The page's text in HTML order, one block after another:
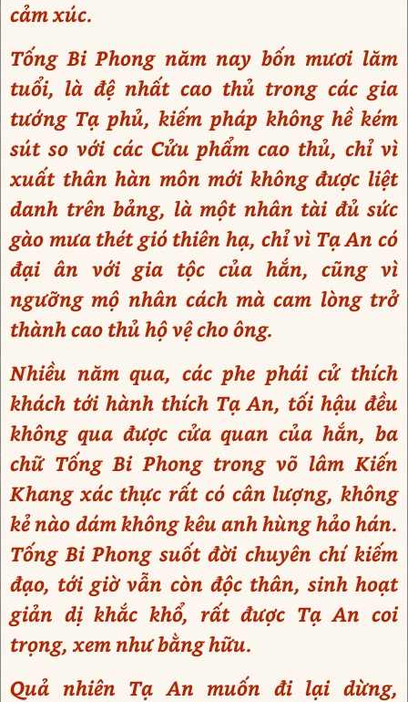
cảm xúc.
Tống Bi Phong năm nay bốn mươi lăm
tuổi, là đệ nhất cao thủ trong các gia
tướng Tạ phủ, kiếm pháp không hề kém
sút so với các Cửu phẩm cao thủ, chỉ vì
xuất thân hàn môn mới không được liệt
danh trên bảng, là một nhân tài đủ sức
gào mưa thét gió thiên hạ, chỉ vì Tạ An có
đại ân với gia tộc của hắn, cũng vì
ngưỡng mộ nhân cách mà cam lòng trở
thành cao thủ hộ vệ cho ông.
Nhiều năm qua, các phe phái cử thích
khách tới hành thích Tạ An, tối hậu đều
không qua được cửa quan của hắn, ba
chữ Tống Bi Phong trong võ lâm Kiến
Khang xác thực rất có cân lượng, không
kẻ nào dám không kêu anh hùng hảo hán.
Tống Bi Phong suốt đời chuyên chí kiếm
đạo, tới giờ vẫn còn độc thân, sinh hoạt
giản dị khắc khổ, rất được Tạ An coi
trọng, xem như bằng hữu.
Quả nhiên Tạ An muốn đi lại dừng,